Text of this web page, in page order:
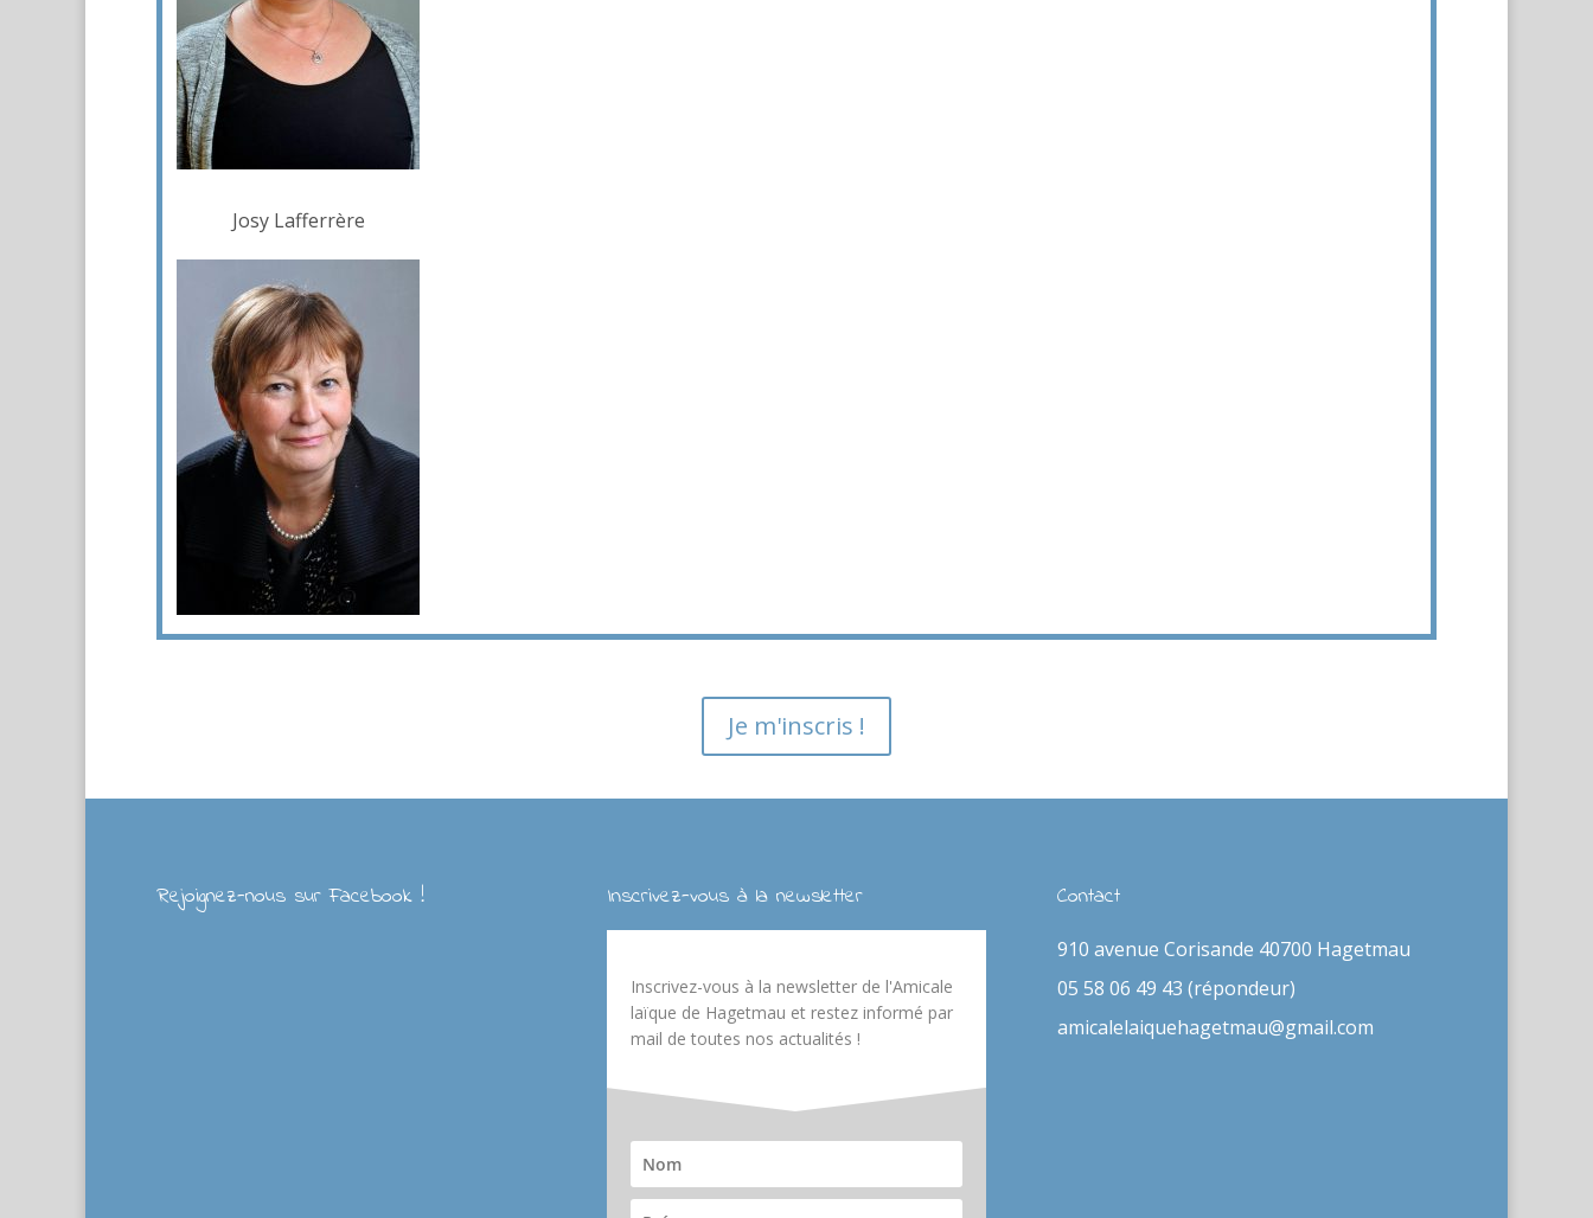
Josy Lafferrère
Je m'inscris !
Rejoignez-nous sur Facebook ! Inscrivez-vous à la newsletter
Inscrivez-vous à la newsletter de l'Amicale
laïque de Hagetmau et restez informé par
mail de toutes nos actualités !
Contact
910 avenue Corisande 40700 Hagetmau
05 58 06 49 43 (répondeur)
amicalelaiquehagetmau@gmail.com